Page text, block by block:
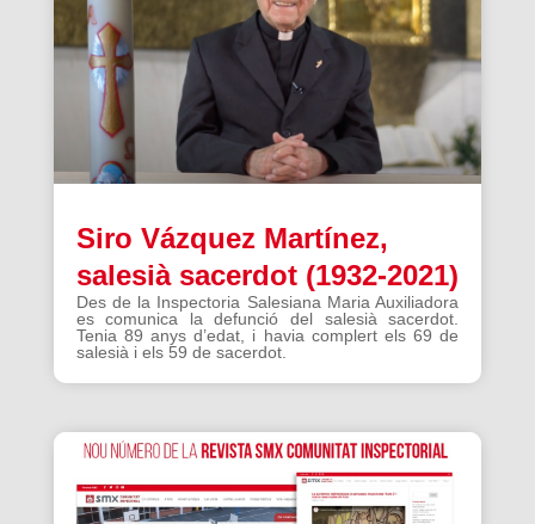
Siro Vázquez Martínez,
salesià sacerdot (1932-2021)
Des de la Inspectoria Salesiana Maria Auxiliadora
es comunica la defunció del salesià sacerdot.
Tenia 89 anys d’edat, i havia complert els 69 de
salesià i els 59 de sacerdot.